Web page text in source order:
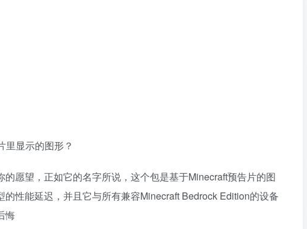
里显示的图形？
愿望，正如它的名字所说，这个包是基于Minecraft预告片的图
性能延迟，并且它与所有兼容Minecraft Bedrock Edition的设备
悔